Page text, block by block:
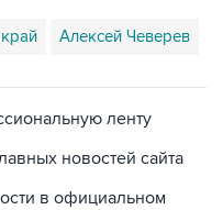
Алексей Чеверев
ленту
новостей сайта
в официальном